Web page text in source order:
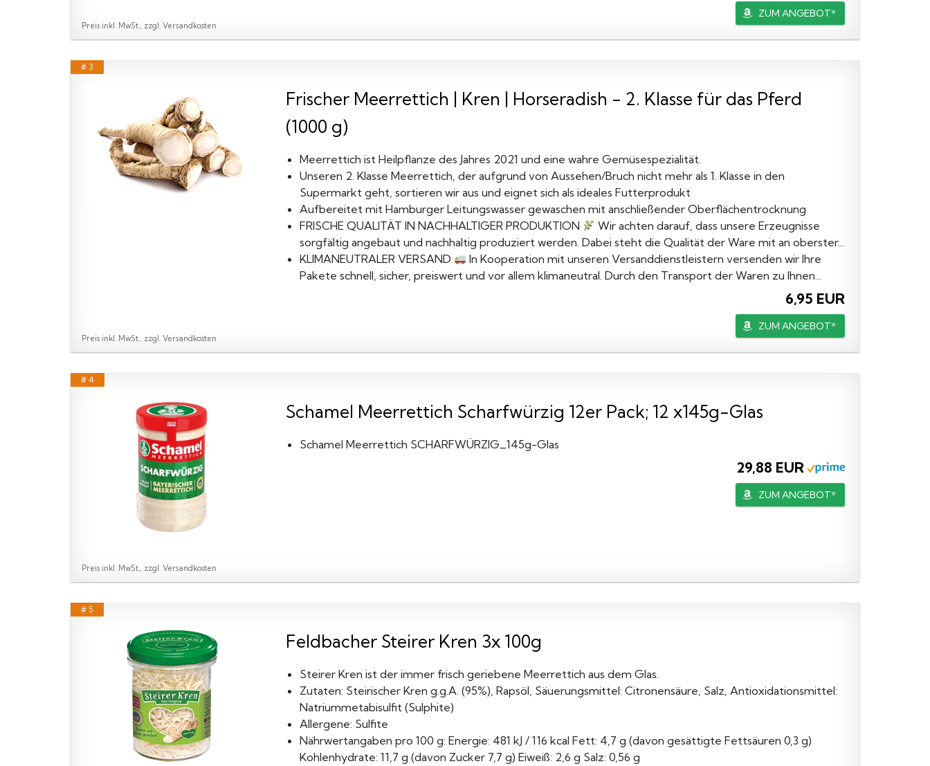
ZUM ANGEBOT*
Preis inkl. MwSt., zzgl. Versandkosten
# 3
Frischer Meerrettich | Kren | Horseradish - 2. Klasse für das Pferd
(1000 g)
Meerrettich ist Heilpflanze des Jahres 2021 und eine wahre Gemüsespezialität.
Unseren 2. Klasse Meerrettich, der aufgrund von Aussehen/Bruch nicht mehr als 1. Klasse in den
Supermarkt geht, sortieren wir aus und eignet sich als ideales Futterprodukt
Aufbereitet mit Hamburger Leitungswasser gewaschen mit anschließender Oberflächentrocknung
FRISCHE QUALITÄT IN NACHHALTIGER PRODUKTION
Wir achten darauf, dass unsere Erzeugnisse
sorgfältig angebaut und nachhaltig produziert werden. Dabei steht die Qualität der Ware mit an oberster...
KLIMANEUTRALER VERSAND
In Kooperation mit unseren Versanddienstleistern versenden wir Ihre
Pakete schnell, sicher, preiswert und vor allem klimaneutral. Durch den Transport der Waren zu Ihnen...
6,95 EUR
ZUM ANGEBOT*
Preis inkl. MwSt., zzgl. Versandkosten
# 4
Schamel Meerrettich Scharfwürzig 12er Pack; 12 x145g-Glas
Schamel Meerrettich SCHARFWÜRZIG_145g-Glas
29,88 EUR
ZUM ANGEBOT*
Preis inkl. MwSt., zzgl. Versandkosten
# 5
Feldbacher Steirer Kren 3x 100g
Steirer Kren ist der immer frisch geriebene Meerrettich aus dem Glas.
Zutaten: Steirischer Kren g.g.A. (95%), Rapsöl, Säuerungsmittel: Citronensäure, Salz, Antioxidationsmittel:
Natriummetabisulfit (Sulphite)
Allergene: Sulfite
Nährwertangaben pro 100 g: Energie: 481 kJ / 116 kcal Fett: 4,7 g (davon gesättigte Fettsäuren 0,3 g)
Kohlenhydrate: 11,7 g (davon Zucker 7,7 g) Eiweiß: 2,6 g Salz: 0,56 g